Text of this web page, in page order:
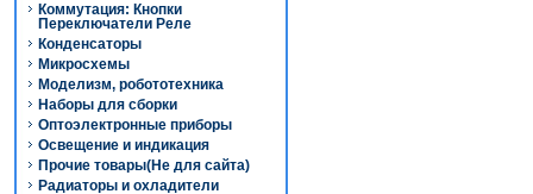
Коммутация: Кнопки
Переключатели Реле
Конденсаторы
Микросхемы
Моделизм, робототехника
Наборы для сборки
Оптоэлектронные приборы
Освещение и индикация
Прочие товары(Не для сайта)
Радиаторы и охладители